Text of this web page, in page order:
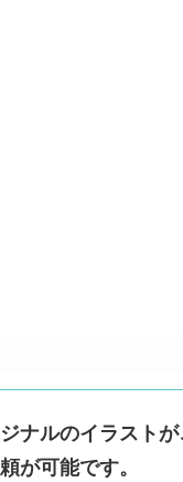
ナルのイラスト
が可能です。